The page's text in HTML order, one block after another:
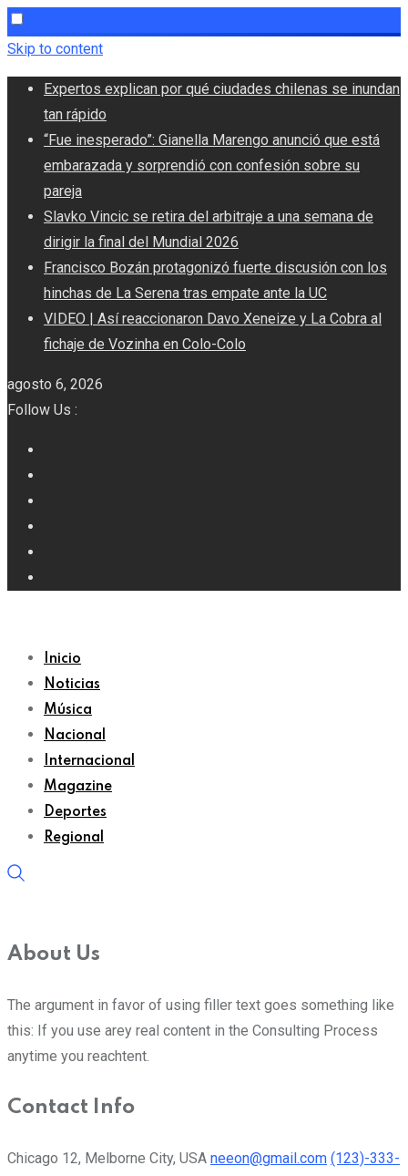
Skip to content
Expertos explican por qué ciudades chilenas se inundan
tan rápido
“Fue inesperado”: Gianella Marengo anunció que está
embarazada y sorprendió con confesión sobre su
pareja
Slavko Vincic se retira del arbitraje a una semana de
dirigir la final del Mundial 2026
Francisco Bozán protagonizó fuerte discusión con los
hinchas de La Serena tras empate ante la UC
VIDEO | Así reaccionaron Davo Xeneize y La Cobra al
fichaje de Vozinha en Colo-Colo
agosto 6, 2026
Follow Us :
Inicio
Noticias
Música
Nacional
Internacional
Magazine
Deportes
Regional
About Us
The argument in favor of using filler text goes something like
this: If you use arey real content in the Consulting Process
anytime you reachtent.
Contact Info
Chicago 12, Melborne City, USA neeon@gmail.com (123)-333-